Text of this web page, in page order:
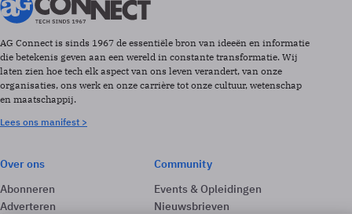
AG Connect is sinds 1967 de essentiële bron van ideeën en informatie
die betekenis geven aan een wereld in constante transformatie. Wij
laten zien hoe tech elk aspect van ons leven verandert, van onze
organisaties, ons werk en onze carrière tot onze cultuur, wetenschap
en maatschappij.
Lees ons manifest >
Over ons
Abonneren
Adverteren
Community
Events & Opleidingen
Nieuwsbrieven